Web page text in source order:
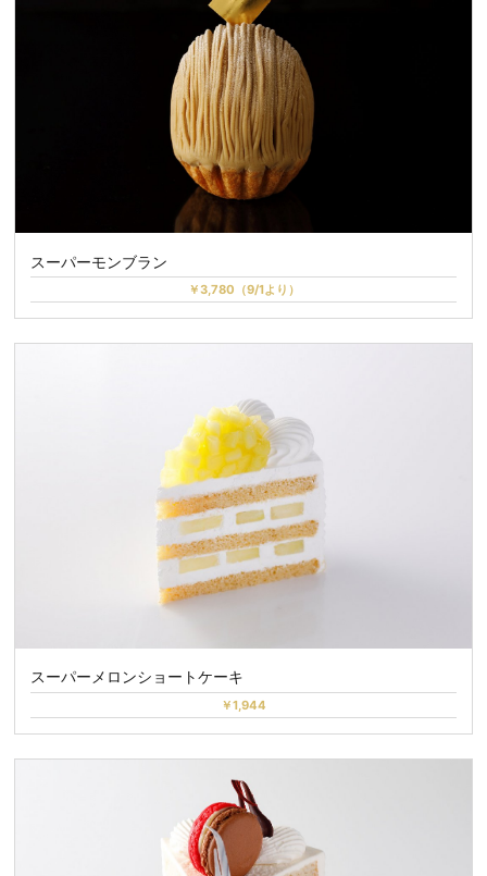
スーパーモンブラン
￥3,780（9/1より）
スーパーメロンショートケーキ
￥1,944